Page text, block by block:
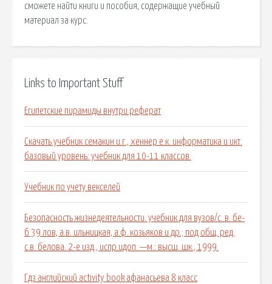
сможете найти книги и пособия, содержащие учебный
материал за курс.
Links to Important Stuff
Египетские пирамиды внутри реферат
Скачать учебник семакин и.г., хеннер е.к. информатика и икт.
базовый уровень: учебник для 10-11 классов.
Учебник по учету векселей
Безопасность жизнедеятельности. учебник для вузов/с. в. бе-
б 39 лов, а.в. ильницкая, а.ф. козьяков и др.; под общ. ред.
с.в. белова. 2-е изд., испр.идоп. —м.: высш. шк., 1999.
Гдз английский activity book афанасьева 8 класс